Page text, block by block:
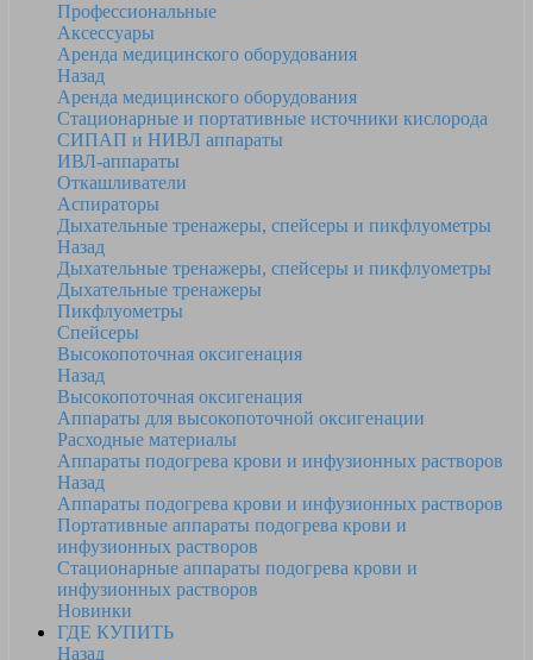
Профессиональные
Аксессуары
Аренда медицинского оборудования
Назад
Аренда медицинского оборудования
Стационарные и портативные источники кислорода
СИПАП и НИВЛ аппараты
ИВЛ-аппараты
Откашливатели
Аспираторы
Дыхательные тренажеры, спейсеры и пикфлуометры
Назад
Дыхательные тренажеры, спейсеры и пикфлуометры
Дыхательные тренажеры
Пикфлуометры
Спейсеры
Высокопоточная оксигенация
Назад
Высокопоточная оксигенация
Аппараты для высокопоточной оксигенации
Расходные материалы
Аппараты подогрева крови и инфузионных растворов
Назад
Аппараты подогрева крови и инфузионных растворов
Портативные аппараты подогрева крови и
инфузионных растворов
Стационарные аппараты подогрева крови и
инфузионных растворов
Новинки
ГДЕ КУПИТЬ
Назад